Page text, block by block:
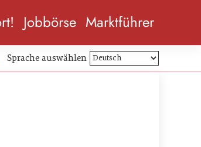
Jobbörse Marktführer
Sprache auswählen